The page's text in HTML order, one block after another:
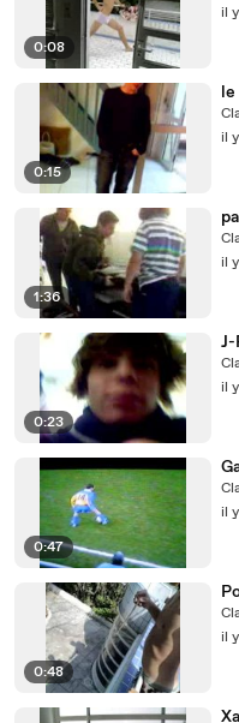
0:08
il
0:15
le
il
1:36
il
0:23
J-
il
0:47
il
0:48
il